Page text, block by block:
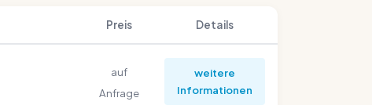
Preis Details
auf
Anfrage
weitere
Informationen